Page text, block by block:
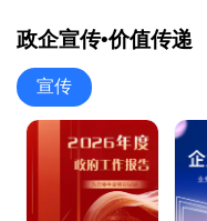
政企宣传•价值传递
宣传